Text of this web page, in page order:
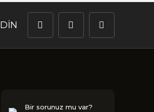
Bir sorunuz mu var?